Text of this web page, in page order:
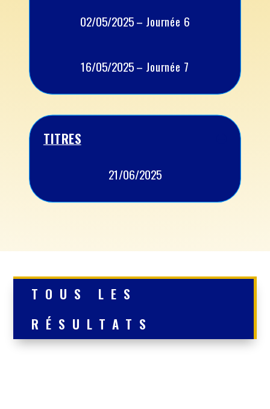
02/05/2025 – Journée 6
16/05/2025 – Journée 7
TITRES
21/06/2025
TOUS LES
RÉSULTATS